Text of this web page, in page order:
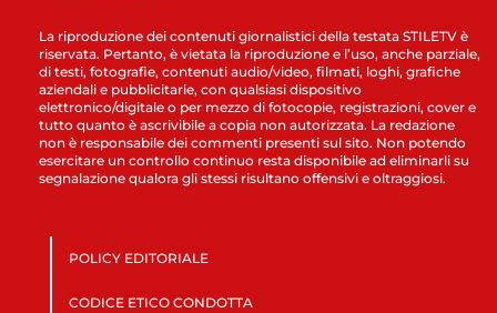
La riproduzione dei contenuti giornalistici della testata STILETV è
riservata. Pertanto, è vietata la riproduzione e l’uso, anche parziale,
di testi, fotografie, contenuti audio/video, filmati, loghi, grafiche
aziendali e pubblicitarie, con qualsiasi dispositivo
elettronico/digitale o per mezzo di fotocopie, registrazioni, cover e
tutto quanto è ascrivibile a copia non autorizzata. La redazione
non è responsabile dei commenti presenti sul sito. Non potendo
esercitare un controllo continuo resta disponibile ad eliminarli su
segnalazione qualora gli stessi risultano offensivi e oltraggiosi.
POLICY EDITORIALE
CODICE ETICO CONDOTTA